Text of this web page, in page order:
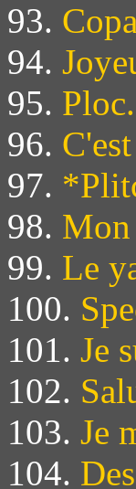
93.
94.
95. Ploc.
96.
97.
98. Mon
99. Le
100.
101. Je
102.
103. Je
104.